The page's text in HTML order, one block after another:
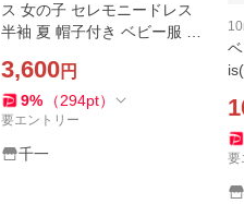
ス 女の子 セレモニードレス
半袖 夏 帽子付き ベビー服 入
宮参り 新生児 子供服
3,600円
9% （294pt）
要エントリー
千一 要